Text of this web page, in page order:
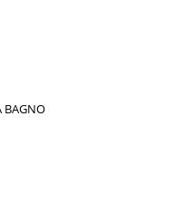
BAGNO